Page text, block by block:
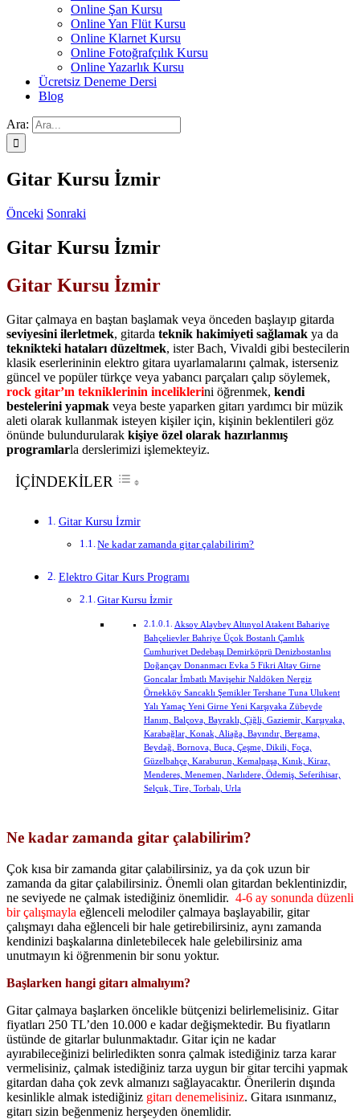
Online Şan Kursu
Online Yan Flüt Kursu
Online Klarnet Kursu
Online Fotoğrafçılık Kursu
Online Yazarlık Kursu
Ücretsiz Deneme Dersi
Blog
Ara:
Gitar Kursu İzmir
Önceki Sonraki
Gitar Kursu İzmir
Gitar Kursu İzmir
Gitar çalmaya en baştan başlamak veya önceden başlayıp gitarda
seviyesini ilerletmek, gitarda teknik hakimiyeti sağlamak ya da
teknikteki hataları düzeltmek, ister Bach, Vivaldi gibi bestecilerin
klasik eserlerininin elektro gitara uyarlamalarını çalmak, isterseniz
güncel ve popüler türkçe veya yabancı parçaları çalıp söylemek,
rock gitar’ın tekniklerinin inceliklerini öğrenmek, kendi
bestelerini yapmak veya beste yaparken gitarı yardımcı bir müzik
aleti olarak kullanmak isteyen kişiler için, kişinin beklentileri göz
önünde bulundurularak kişiye özel olarak hazırlanmış
programlarla derslerimizi işlemekteyiz.
İÇİNDEKİLER
Gitar Kursu İzmir
Ne kadar zamanda gitar çalabilirim?
Elektro Gitar Kurs Programı
Gitar Kursu İzmir
Aksoy Alaybey Altınyol Atakent Bahariye
Bahçelievler Bahriye Üçok Bostanlı Çamlık
Cumhuriyet Dedebaşı Demirköprü Denizbostanlısı
Doğançay Donanmacı Evka 5 Fikri Altay Girne
Goncalar İmbatlı Mavişehir Naldöken Nergiz
Örnekköy Sancaklı Şemikler Tershane Tuna Ulukent
Yalı Yamaç Yeni Girne Yeni Karşıyaka Zübeyde
Hanım, Balçova, Bayraklı, Çiğli, Gaziemir, Karşıyaka,
Karabağlar, Konak, Aliağa, Bayındır, Bergama,
Beydağ, Bornova, Buca, Çeşme, Dikili, Foça,
Güzelbahçe, Karaburun, Kemalpaşa, Kınık, Kiraz,
Menderes, Menemen, Narlıdere, Ödemiş, Seferihisar,
Selçuk, Tire, Torbalı, Urla
Ne kadar zamanda gitar çalabilirim?
Çok kısa bir zamanda gitar çalabilirsiniz, ya da çok uzun bir
zamanda da gitar çalabilirsiniz. Önemli olan gitardan beklentinizdir,
ne seviyede ne çalmak istediğiniz önemlidir. 4-6 ay sonunda düzenli
bir çalışmayla eğlenceli melodiler çalmaya başlayabilir, gitar
çalışmayı daha eğlenceli bir hale getirebilirsiniz, aynı zamanda
kendinizi başkalarına dinletebilecek hale gelebilirsiniz ama
unutmayın ki öğrenmenin bir sonu yoktur.
Başlarken hangi gitarı almalıyım?
Gitar çalmaya başlarken öncelikle bütçenizi belirlemelisiniz. Gitar
fiyatları 250 TL’den 10.000 e kadar değişmektedir. Bu fiyatların
üstünde de gitarlar bulunmaktadır. Gitar için ne kadar
ayırabileceğinizi belirledikten sonra çalmak istediğiniz tarza karar
vermelisiniz, çalmak istediğiniz tarza uygun bir gitar tercihi yapmak
gitardan daha çok zevk almanızı sağlayacaktır. Önerilerin dışında
kesinlikle almak istediğiniz gitarı denemelisiniz. Gitara ısınmanız,
gitarı sizin beğenmeniz herşeyden önemlidir.